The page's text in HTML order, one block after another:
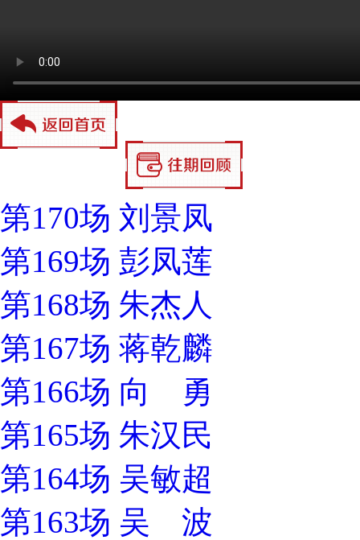
第170场 刘景凤
第169场 彭凤莲
第168场 朱杰人
第167场 蒋乾麟
第166场 向 勇
第165场 朱汉民
第164场 吴敏超
第163场 吴 波